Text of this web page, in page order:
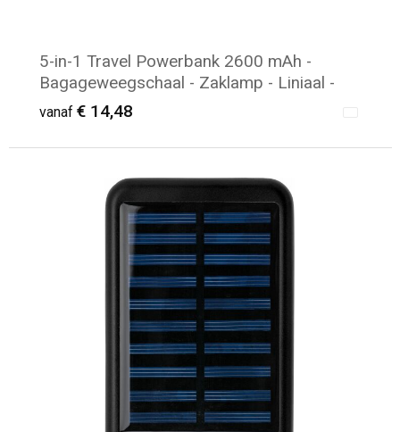
5-in-1 Travel Powerbank 2600 mAh -
Bagageweegschaal - Zaklamp - Liniaal -
Thermometer
vanaf € 14,48
Minimale afname: 6